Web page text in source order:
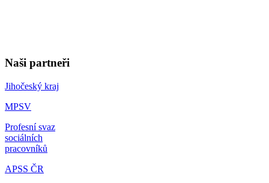
Naši partneři
Jihočeský kraj
MPSV
Profesní svaz
sociálních
pracovníků
APSS ČR